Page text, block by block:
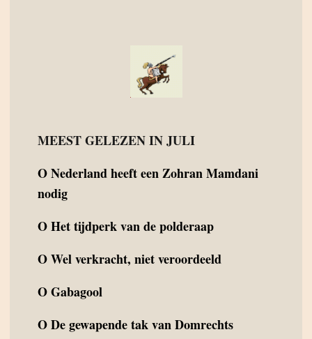
MEEST GELEZEN IN JULI
ONederland heeft een Zohran Mamdani
nodig
OHet tijdperk van de polderaap
OWel verkracht, niet veroordeeld
OGabagool
ODe gewapende tak van Domrechts